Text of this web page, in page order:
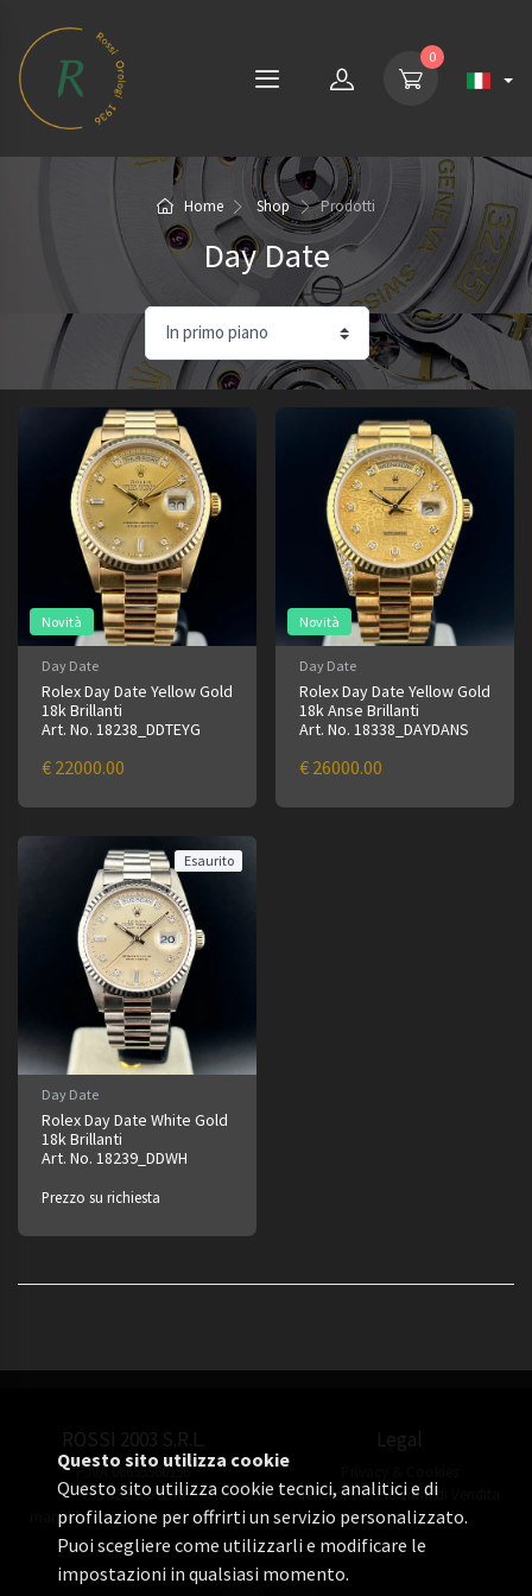
0
Home Shop Prodotti
Day Date
Novità
Day Date
Rolex Day Date Yellow Gold
18k Brillanti
Art. No. 18238_DDTEYG
€ 22000.00
Novità
Day Date
Rolex Day Date Yellow Gold
18k Anse Brillanti
Art. No. 18338_DAYDANS
€ 26000.00
Esaurito
Day Date
Rolex Day Date White Gold
18k Brillanti
Art. No. 18239_DDWH
Prezzo su richiesta
ROSSI 2003 S.R.L.
P.IVA 06655560156
+39 02 3360 8378
manuel.rossi@rossiorologi.com
Legal
Termini e Condizioni di Vendita
Questo sito utilizza cookie
Questo sito utilizza cookie tecnici, analitici e di
profilazione per offrirti un servizio personalizzato.
Puoi scegliere come utilizzarli e modificare le
impostazioni in qualsiasi momento.